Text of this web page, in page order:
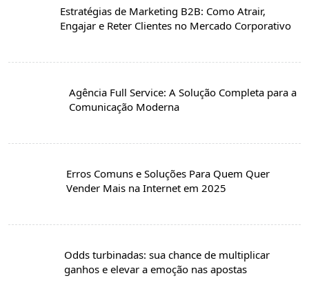
Estratégias de Marketing B2B: Como Atrair,
Engajar e Reter Clientes no Mercado Corporativo
Agência Full Service: A Solução Completa para a
Comunicação Moderna
Erros Comuns e Soluções Para Quem Quer
Vender Mais na Internet em 2025
Odds turbinadas: sua chance de multiplicar
ganhos e elevar a emoção nas apostas